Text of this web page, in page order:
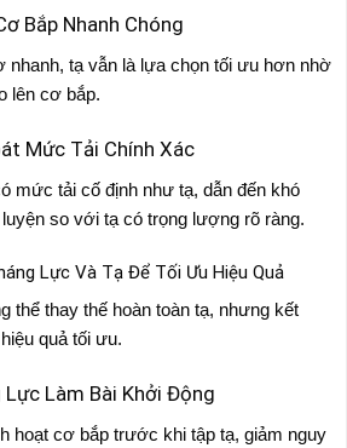
Bắp Nhanh Chóng
nhanh, tạ vẫn là lựa chọn tối ưu hơn nhờ
lên cơ bắp.
Mức Tải Chính Xác
mức tải cố định như tạ, dẫn đến khó
so với tạ có trọng lượng rõ ràng.
Lực Và Tạ Để Tối Ưu Hiệu Quả
thể thay thế hoàn toàn tạ, nhưng kết
quả tối ưu.
Lực Làm Bài Khởi Động
hoạt cơ bắp trước khi tập tạ, giảm nguy